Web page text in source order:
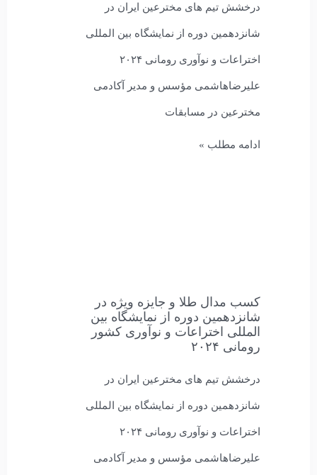
درخشش تیم های مخترعین ایران در
شانزدهمین دوره از نمایشگاه بین المللی
اختراعات و نوآوری رومانی ۲۰۲۴
علیرضاهاشمی مؤسس و مدیر آکادمی
مخترعین در مسابقات
ادامه مطلب »
کسب مدال طلا و جایزه ویژه در
شانزدهمین دوره از نمایشگاه بین
المللی اختراعات و نوآوری کشور
رومانی ۲۰۲۴
درخشش تیم های مخترعین ایران در
شانزدهمین دوره از نمایشگاه بین المللی
اختراعات و نوآوری رومانی ۲۰۲۴
علیرضاهاشمی مؤسس و مدیر آکادمی